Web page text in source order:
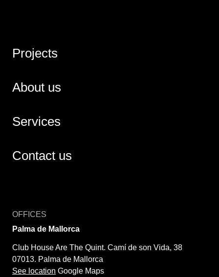
Projects
About us
Services
Contact us
OFFICES
Palma de Mallorca
Club House Are The Quint. Camí de son Vida, 38
07013. Palma de Mallorca
See location Google Maps